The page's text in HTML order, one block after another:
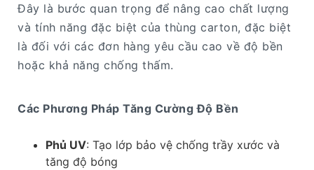
Đây là bước quan trọng để nâng cao chất lượng
và tính năng đặc biệt của thùng carton, đặc biệt
là đối với các đơn hàng yêu cầu cao về độ bền
hoặc khả năng chống thấm.
Các Phương Pháp Tăng Cường Độ Bền
Phủ UV: Tạo lớp bảo vệ chống trầy xước và
tăng độ bóng